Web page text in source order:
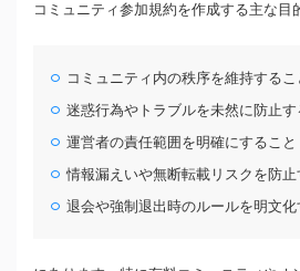
コミュニティ参加規約を作成する主な目
コミュニティ内の秩序を維持するこ
迷惑行為やトラブルを未然に防止す
運営者の責任範囲を明確にすること
情報漏えいや無断転載リスクを防止
退会や強制退出時のルールを明文化